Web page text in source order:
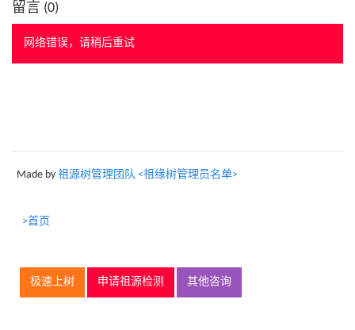
留言 (0)
网络错误，请稍后重试
Made by 祖源树管理团队 <祖缘树管理员名单>
>首页
极速上树 申请祖源检测 其他咨询